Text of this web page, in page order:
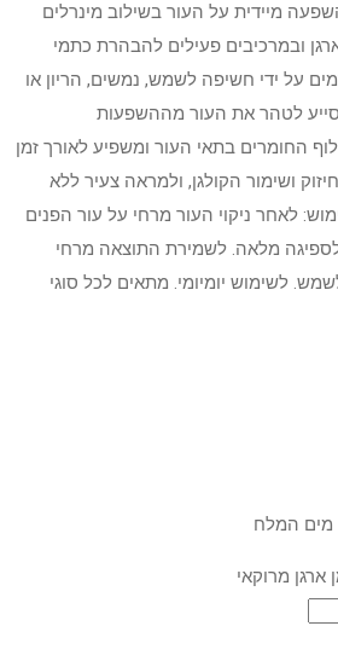
מיידית על העור בשילוב מינרלים
ובמרכיבים פעילים להבהרת כתמי
על ידי חשיפה לשמש, נמשים, הריון או
לטהר את העור מההשפעות
החומרים בתאי העור ומשפיע לאורך זמן
ושימור הקולגן, ולמראה צעיר ללא
לאחר ניקוי העור מרחי על עור הפנים
לספיגה מלאה. לשמירת התוצאה מרחי
לשימוש יומיומי. מתאים לכל סוגי
מים המלח
מרוקאי